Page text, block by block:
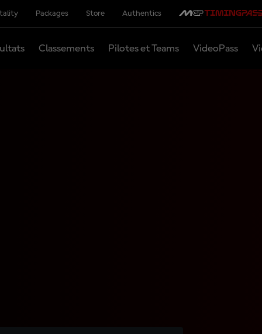
Packages Store Authentics
Classements Pilotes et Teams VideoPass